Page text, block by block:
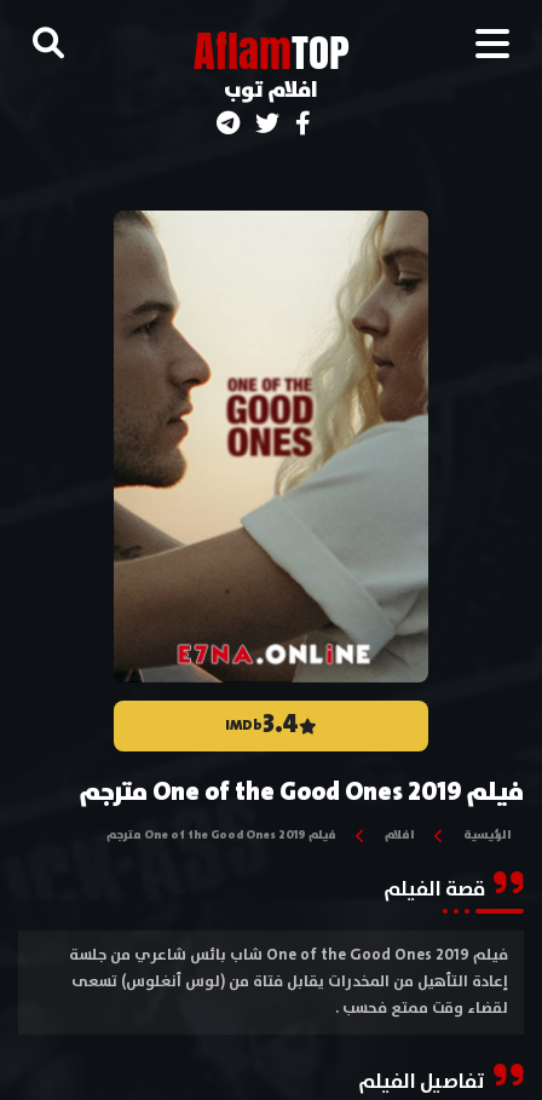
AflamTOP
افلام توب
3.4
IMDb
فيلم One of the Good Ones 2019 مترجم
الرئيسية افلام فيلم One of the Good Ones 2019 مترجم
قصة الفيلم
فيلم One of the Good Ones 2019 شاب بائس شاعري من جلسة
إعادة التأهيل من المخدرات يقابل فتاة من (لوس أنغلوس) تسعى
لقضاء وقت ممتع فحسب .
تفاصيل الفيلم